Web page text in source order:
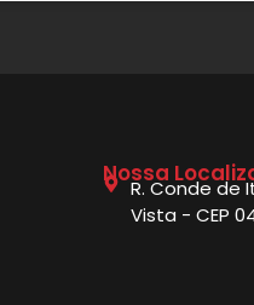
Nossa
R. Conde de
Vista - CEP